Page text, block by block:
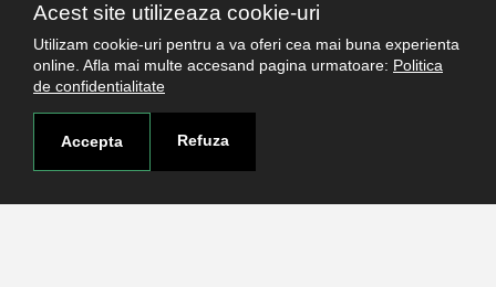
Acest site utilizeaza cookie-uri
Utilizam cookie-uri pentru a va oferi cea mai buna experienta
online. Afla mai multe accesand pagina urmatoare: Politica
de confidentialitate
Accepta Refuza
Termeni şi condiţii
Politica de confidenţialitate
Autentificare
Contact